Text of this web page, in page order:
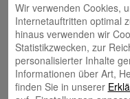
Wir verwenden Cookies,
Internetauftritten optimal
hinaus verwenden wir
Statistikzwecken, zur
personalisierter Inhalte
Informationen über Art,
finden Sie in unserer